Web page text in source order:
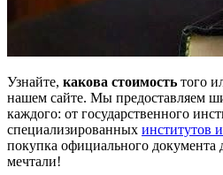
Узнайте, какова стоимость того
нашем сайте. Мы предоставляем
каждого: от государственного
специализированных институтов
покупка официального документа
мечтали!